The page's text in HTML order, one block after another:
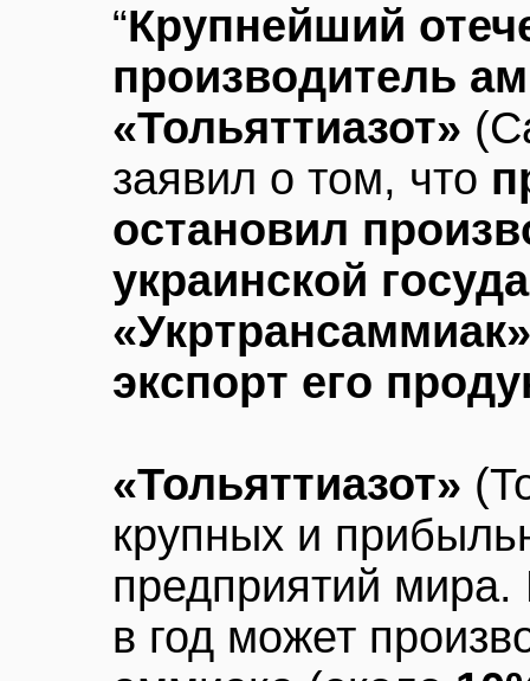
“Крупнейший
производитель
«Тольяттиазот»
заявил о том, что
остановил
украинской
экспорт его
«Тольяттиазот»
крупных и
предприятий мира.
в год может